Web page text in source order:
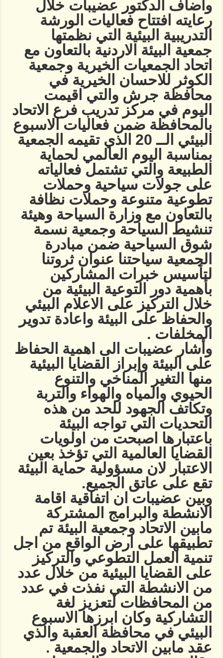
وأضاف الدكتور عضيبات خلال
رعايته افتتاح فعاليات الورشة
التدريبية البيئية التي نظمتها
جمعية البيئة الاردنية بالتعاون مع
اتحاد الجمعيات الخيرية وجمعية
الكوثر للاحسان الخيرية في
محافظة جرش والتي اقيمت
اليوم في مركز تدريب فرع الاتحاد
بالمحافظة ضمن فعاليات الاسبوع
البيئي الــ 20 الذي تقيمه الجمعية
بمناسبة اليوم العالمي لحماية
الطبيعة والتي تشتمل فعالياته
على جولات سياحية وحملات
تطوعية متنوعة وحملات نظافة
بالتعاون مع وزارة السياحة وهيئة
تنشيط السياحة وجمعية نسمة
شوق السياحية ضمن مبادرة
الجمعية سياحتنا عنوان ثروتنا
لتأسيس خبرات المشاركين
بأهمية دور التوعية البيئية من
خلال التركيز على الاعلام البيئي
والحفاظ على البيئة واعادة تدوير
المخلفات .
وأشار عضيبات الى اهمية الحفاظ
على البيئة وإبراز القضايا البيئية
منها التغير المناخي والتنوع
الحيوي والمياه والهواء والتربة
وتكاتف الجهود للحد من هذه
التحديات التي تواجه البيئة
باعتبارها اصبحت من اولويات
القضايا العالمية التي تؤخذ بعين
الاعتبار لان مسؤولية حماية البيئة
تقع على عاتق الجميع.
وبين عضيبات ان اتفاقية اقامة
الانشطة والبرامج المشتركة
مابين الاتحاد وجمعية البيئة تم
تطبيقها على ارض الواقع من اجل
تنمية العمل التطوعي والتركيز
على القضايا البيئية من خلال عدد
من الانشطة التي نفذت في عدد
من المحافظات لتعزيز لغة
التشاركية وكان ابرزها الاسبوع
البيئي في محافظة العقبة والذي
عقد مابين الاتحاد والجمعية .